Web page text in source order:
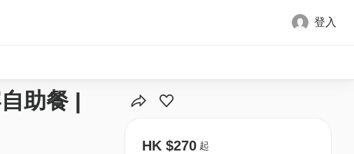
登入
助餐 |
HK $270 起